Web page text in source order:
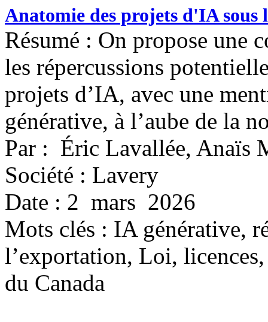
Anatomie des projets d'IA
Résumé : On propose une
les répercussions
projets d’IA, avec une
générative, à l’aube de la
Par : Éric Lavallée, Anaïs
Société : Lavery
Date : 2 mars 2026
Mots clés : IA générative,
l’exportation, Loi,
du Canada